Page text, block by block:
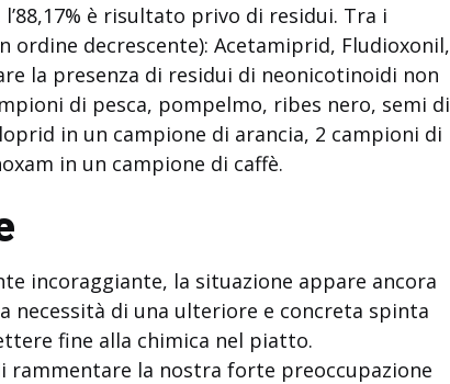
è risultato privo di residui. Tra i
ordine decrescente): Acetamiprid, Fludioxonil,
la presenza di residui di neonicotinoidi non
di pesca, pompelmo, ribes nero, semi di
in un campione di arancia, 2 campioni di
in un campione di caffè.
incoraggiante, la situazione appare ancora
necessità di una ulteriore e concreta spinta
fine alla chimica nel piatto.
rammentare la nostra forte preoccupazione